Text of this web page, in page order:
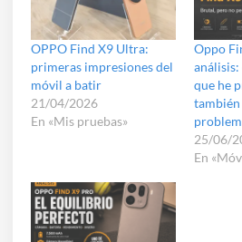
OPPO Find X9 Ultra:
primeras impresiones del
móvil a batir
21/04/2026
En «Mis pruebas»
Oppo
que he
25/06/
En